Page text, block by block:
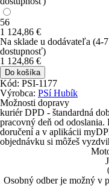
56
1 124,86 €
Na sklade u dodávateľa (4-
dostupnosť)
1 124,86 €
Do košíka
Kód: PSI-1177
Výrobca: PSí Hubík
Možnosti dopravy
kuriér DPD - štandardná
pracovný deň od
doručení a v aplikácii
objednávku si môžeš
Osobný odber je možný v